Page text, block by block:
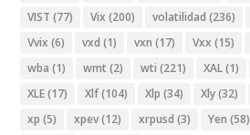
VIST (77) Vix (200) volatilidad (236)
Vvix (6) vxd (1) vxn (17) Vxx (15)
wba (1) wmt (2) wti (221) XAL(1)
XLE(17) Xlf(104) Xlp (34) Xly(32)
xp (5) xpev(12) xrpusd (3) Yen (58)